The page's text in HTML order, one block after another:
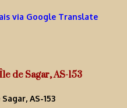
via Google Translate
de Sagar, AS-153